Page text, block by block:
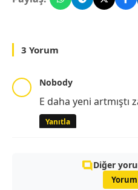
3 Yorum
Nobody
E daha yeni artmıştı
Yanıtla
Diğer
Yorum